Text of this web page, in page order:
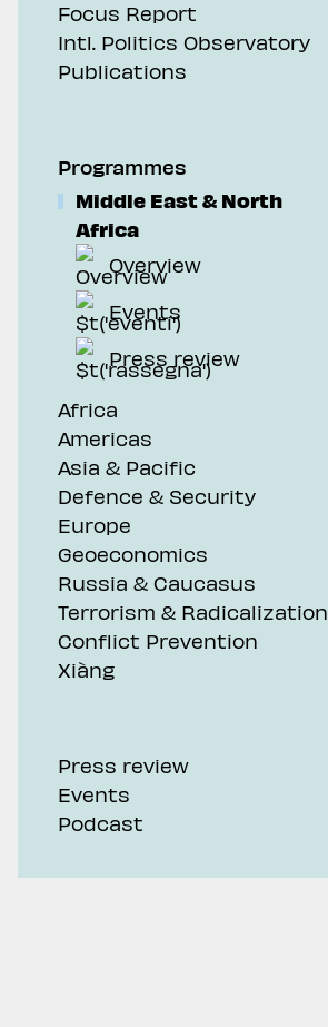
Focus Report
Intl. Politics Observatory
Publications
Programmes
Middle East & North
Africa
Overview
Events
Press review
Africa
Americas
Asia & Pacific
Defence & Security
Europe
Geoeconomics
Russia & Caucasus
Terrorism & Radicalization
Conflict Prevention
Xiàng
Press review
Events
Podcast